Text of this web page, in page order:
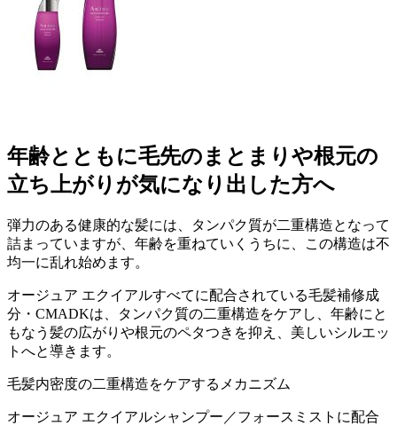
年齢とともに毛先のまとまりや根元の
立ち上がりが気になり出した方へ
弾力のある健康的な髪には、タンパク質が二重構造となって
詰まっていますが、年齢を重ねていくうちに、この構造は不
均一に乱れ始めます。
オージュア エクイアルすべてに配合されている毛髪補修成
分・CMADKは、タンパク質の二重構造をケアし、年齢にと
もなう髪の広がりや根元のペタつきを抑え、美しいシルエッ
トへと導きます。
毛髪内密度の二重構造をケアするメカニズム
オージュア エクイアルシャンプー／フォースミストに配合